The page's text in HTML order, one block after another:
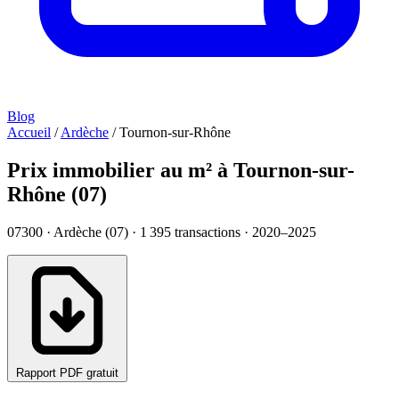
Blog
Accueil / Ardèche / Tournon-sur-Rhône
Prix immobilier au m² à Tournon-sur-
Rhône (07)
07300 · Ardèche (07) · 1 395 transactions · 2020–2025
Rapport PDF gratuit